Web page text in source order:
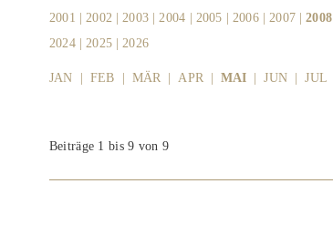
2001 2002 |2003 |2004 2005 2006| 2007 |2008
2024| 2025 |2026
JAN FEB MÄR |APR |MAI |JUN |JUL
Beiträge 1 bis 9 von 9